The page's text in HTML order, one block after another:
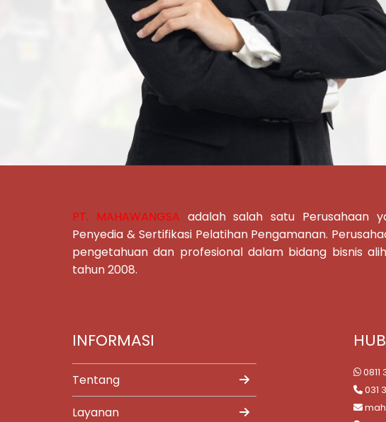
PT. MAHAWANGSA adalah salah satu Perusahaan
Penyedia & Sertifikasi Pelatihan Pengamanan.
pengetahuan dan profesional dalam bidang bisnis
tahun 2008.
INFORMASI
Tentang
Layanan
031